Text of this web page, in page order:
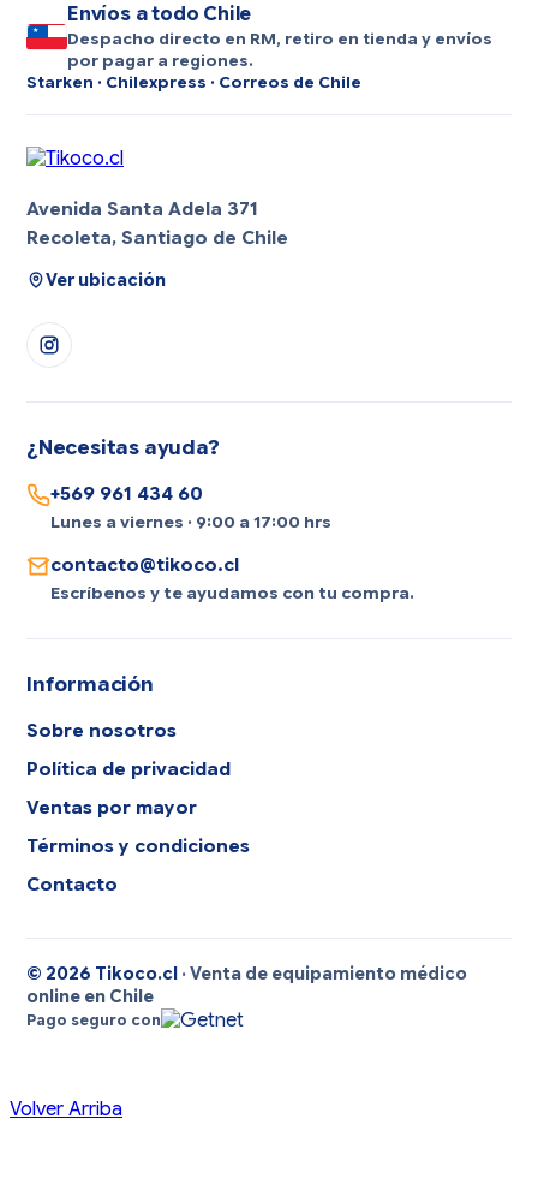
Envíos a todo Chile
Despacho directo en RM, retiro en tienda y envíos
por pagar a regiones.
Starken · Chilexpress · Correos de Chile
Avenida Santa Adela 371
Recoleta, Santiago de Chile
Ver ubicación
¿Necesitas ayuda?
+569 961 434 60
Lunes a viernes · 9:00 a 17:00 hrs
contacto@tikoco.cl
Escríbenos y te ayudamos con tu compra.
Información
Sobre nosotros
Política de privacidad
Ventas por mayor
Términos y condiciones
Contacto
© 2026 Tikoco.cl · Venta de equipamiento médico
online en Chile
Pago seguro con
Volver Arriba